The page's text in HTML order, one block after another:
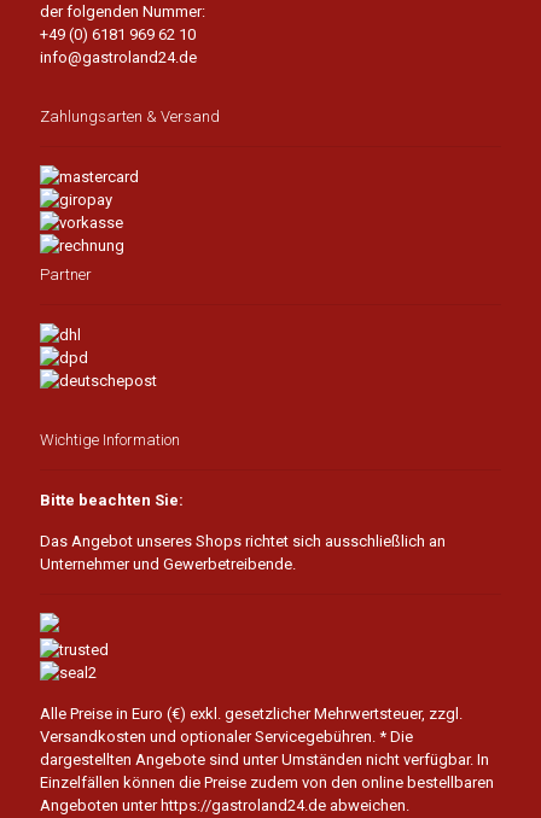
der folgenden Nummer:
+49 (0) 6181 969 62 10
info@gastroland24.de
Zahlungsarten & Versand
Partner
Wichtige Information
Bitte beachten Sie:
Das Angebot unseres Shops richtet sich ausschließlich an
Unternehmer und Gewerbetreibende.
Alle Preise in Euro (€) exkl. gesetzlicher Mehrwertsteuer, zzgl.
Versandkosten und optionaler Servicegebühren. * Die
dargestellten Angebote sind unter Umständen nicht verfügbar. In
Einzelfällen können die Preise zudem von den online bestellbaren
Angeboten unter https://gastroland24.de abweichen.